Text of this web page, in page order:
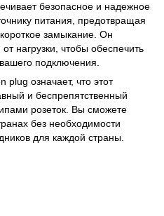
безопасное и надежное
питания, предотвращая
замыкание. Он
нагрузки, чтобы обеспечить
подключения.
означает, что этот
и беспрепятственный
розеток. Вы сможете
без необходимости
для каждой страны.